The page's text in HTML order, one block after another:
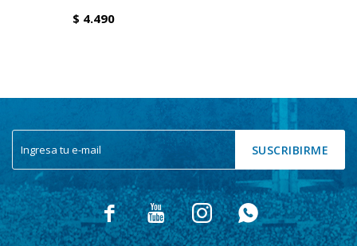
$ 4.490
SUSCRIBIRME
   